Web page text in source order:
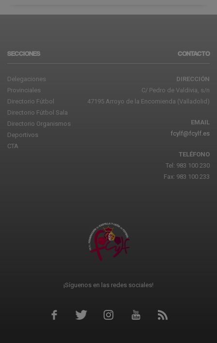
SECCIONES
Delegaciones
Provinciales
Directorio Fútbol
Directorio Fútbol Sala
Directorio Organismos
Deportivos
CTA
CONTACTO
DIRECCIÓN
C/ Pedro de Valdivia, s/n
47195 Arroyo de la Encomienda (Valladolid)
EMAIL
fcylf@fcylf.es
TELÉFONO
Tel: 983 100 230
Fax: 983 100 233
¡Síguenos en las redes sociales!